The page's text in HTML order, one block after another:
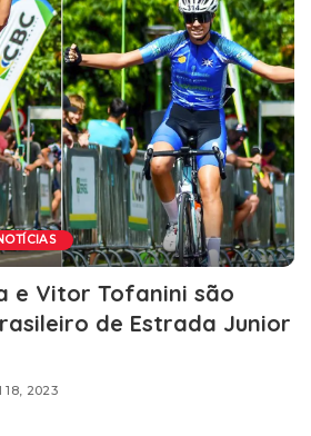
e Vitor Tofanini são
de Estrada Junior
18, 2023